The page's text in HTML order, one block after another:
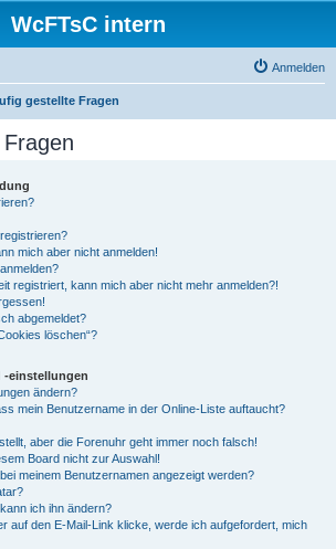
WcFTsC intern
Anmelden
gestellte Fragen
mich aber nicht anmelden!
registriert, kann mich aber nicht mehr anmelden?!
abgemeldet?
löschen“?
-einstellungen
ändern?
mein Benutzername in der Online-Liste auftaucht?
aber die Forenuhr geht immer noch falsch!
Board nicht zur Auswahl!
meinem Benutzernamen angezeigt werden?
ich ihn ändern?
auf den E-Mail-Link klicke, werde ich aufgefordert, mich